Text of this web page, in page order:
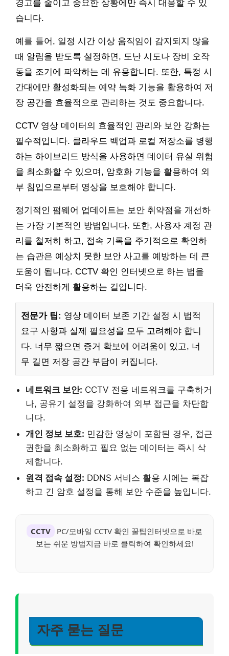
경고를 줄이고 중요한 상황에만 즉시 대응할 수 있
습니다.
예를 들어, 일정 시간 이상 움직임이 감지되지 않을
때 알림을 받도록 설정하면, 도난 시도나 장비 오작
동을 조기에 파악하는 데 유용합니다. 또한, 특정 시
간대에만 활성화되는 예약 녹화 기능을 활용하여 저
장 공간을 효율적으로 관리하는 것도 중요합니다.
CCTV 영상 데이터의 효율적인 관리와 보안 강화는
필수적입니다. 클라우드 백업과 로컬 저장소를 병행
하는 하이브리드 방식을 사용하면 데이터 유실 위험
을 최소화할 수 있으며, 암호화 기능을 활용하여 외
부 침입으로부터 영상을 보호해야 합니다.
정기적인 펌웨어 업데이트는 보안 취약점을 개선하
는 가장 기본적인 방법입니다. 또한, 사용자 계정 관
리를 철저히 하고, 접속 기록을 주기적으로 확인하
는 습관은 예상치 못한 보안 사고를 예방하는 데 큰
도움이 됩니다. CCTV 확인 인터넷으로 하는 법을
더욱 안전하게 활용하는 길입니다.
전문가 팁: 영상 데이터 보존 기간 설정 시 법적
요구 사항과 실제 필요성을 모두 고려해야 합니
다. 너무 짧으면 증거 확보에 어려움이 있고, 너
무 길면 저장 공간 부담이 커집니다.
네트워크 보안: CCTV 전용 네트워크를 구축하거
나, 공유기 설정을 강화하여 외부 접근을 차단합
니다.
개인 정보 보호: 민감한 영상이 포함된 경우, 접근
권한을 최소화하고 필요 없는 데이터는 즉시 삭
제합니다.
원격 접속 설정: DDNS 서비스 활용 시에는 복잡
하고 긴 암호 설정을 통해 보안 수준을 높입니다.
CCTV
PC/모바일 CCTV 확인 꿀팁인터넷으로 바로
보는 쉬운 방법지금 바로 클릭하여 확인하세요!
자주 묻는 질문